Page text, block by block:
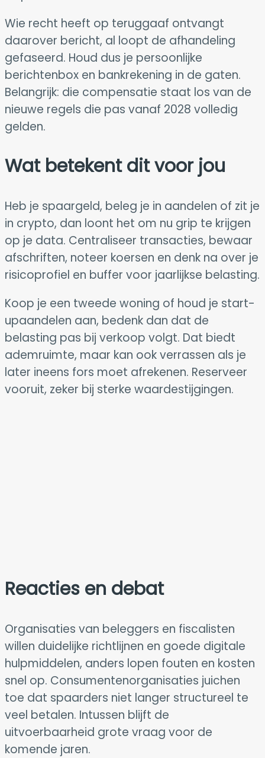
Wie recht heeft op teruggaaf ontvangt
daarover bericht, al loopt de afhandeling
gefaseerd. Houd dus je persoonlijke
berichtenbox en bankrekening in de gaten.
Belangrijk: die compensatie staat los van de
nieuwe regels die pas vanaf 2028 volledig
gelden.
Wat betekent dit voor jou
Heb je spaargeld, beleg je in aandelen of zit je
in crypto, dan loont het om nu grip te krijgen
op je data. Centraliseer transacties, bewaar
afschriften, noteer koersen en denk na over je
risicoprofiel en buffer voor jaarlijkse belasting.
Koop je een tweede woning of houd je start-
upaandelen aan, bedenk dan dat de
belasting pas bij verkoop volgt. Dat biedt
ademruimte, maar kan ook verrassen als je
later ineens fors moet afrekenen. Reserveer
vooruit, zeker bij sterke waardestijgingen.
Reacties en debat
Organisaties van beleggers en fiscalisten
willen duidelijke richtlijnen en goede digitale
hulpmiddelen, anders lopen fouten en kosten
snel op. Consumentenorganisaties juichen
toe dat spaarders niet langer structureel te
veel betalen. Intussen blijft de
uitvoerbaarheid grote vraag voor de
komende jaren.